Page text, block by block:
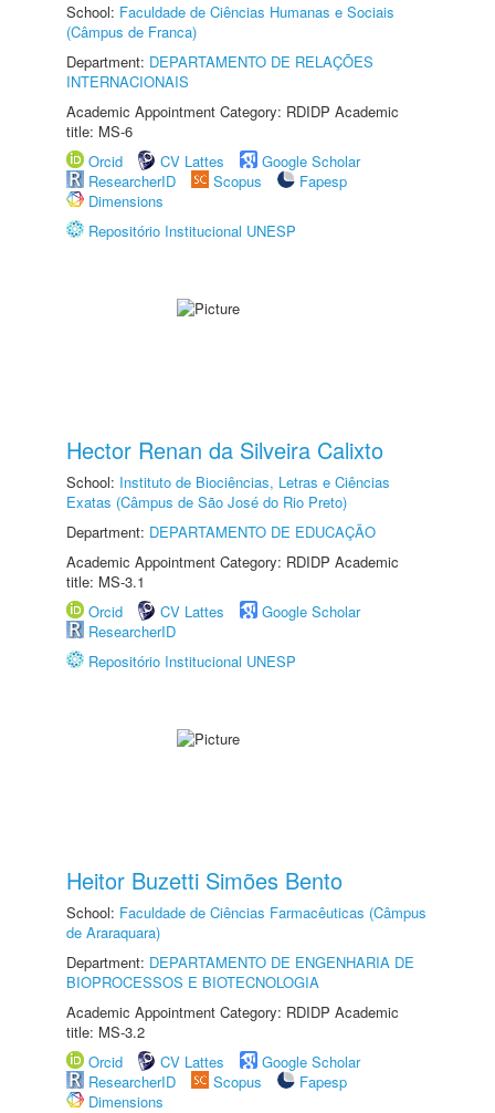
School: Faculdade de Ciências Humanas e Sociais
(Câmpus de Franca)
Department: DEPARTAMENTO DE RELAÇÕES
INTERNACIONAIS
Academic Appointment Category: RDIDP Academic
title: MS-6
Orcid
CV Lattes
Google Scholar
ResearcherID
Scopus
Fapesp
Dimensions
Repositório Institucional UNESP
Hector Renan da Silveira Calixto
School: Instituto de Biociências, Letras e Ciências
Exatas (Câmpus de São José do Rio Preto)
Department: DEPARTAMENTO DE EDUCAÇÃO
Academic Appointment Category: RDIDP Academic
title: MS-3.1
Orcid
CV Lattes
Google Scholar
ResearcherID
Repositório Institucional UNESP
Heitor Buzetti Simões Bento
School: Faculdade de Ciências Farmacêuticas (Câmpus
de Araraquara)
Department: DEPARTAMENTO DE ENGENHARIA DE
BIOPROCESSOS E BIOTECNOLOGIA
Academic Appointment Category: RDIDP Academic
title: MS-3.2
Orcid
CV Lattes
Google Scholar
ResearcherID
Scopus
Fapesp
Dimensions